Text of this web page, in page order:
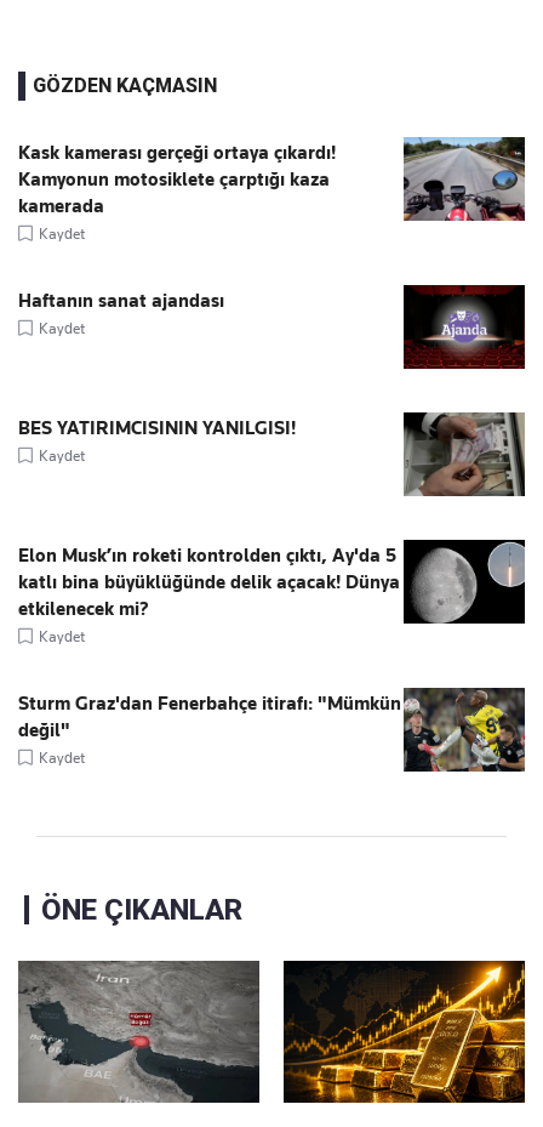
GÖZDEN KAÇMASIN
Kask kamerası gerçeği ortaya çıkardı!
Kamyonun motosiklete çarptığı kaza
kamerada
Kaydet
Haftanın sanat ajandası
Kaydet
BES YATIRIMCISININ YANILGISI!
Kaydet
Elon Musk’ın roketi kontrolden çıktı, Ay'da 5
katlı bina büyüklüğünde delik açacak! Dünya
etkilenecek mi?
Kaydet
Sturm Graz'dan Fenerbahçe itirafı: "Mümkün
değil"
Kaydet
ÖNE ÇIKANLAR